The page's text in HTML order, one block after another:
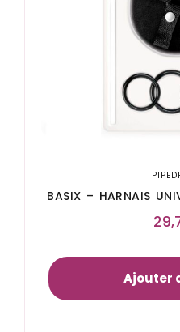
BASIX – HARNAIS
Ajouter